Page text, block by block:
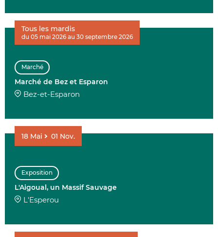
Marché
Marché de Bez et Esparon
Bez-et-Esparon
Tous les mardis
du 05 mai 2026 au 30 septembre 2026
Exposition
L'Aigoual, un Massif Sauvage
L'Esperou
18 Mai 01 Nov.